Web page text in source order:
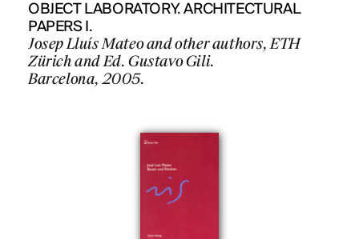
OBJECT LABORATORY. ARCHITECTURAL
PAPERS I.
Josep Lluís Mateo and other authors, ETH
Zürich and Ed. Gustavo Gili.
Barcelona, 2005.